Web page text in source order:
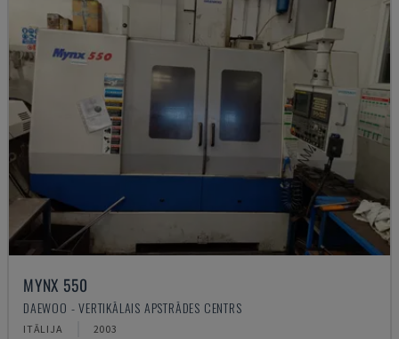
MYNX 550
DAEWOO - VERTIKĀLAIS APSTRĀDES CENTRS
ITĀLIJA 2003